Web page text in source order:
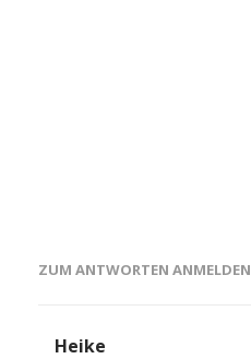
ZUM ANTWORTEN ANMELDEN
Heike